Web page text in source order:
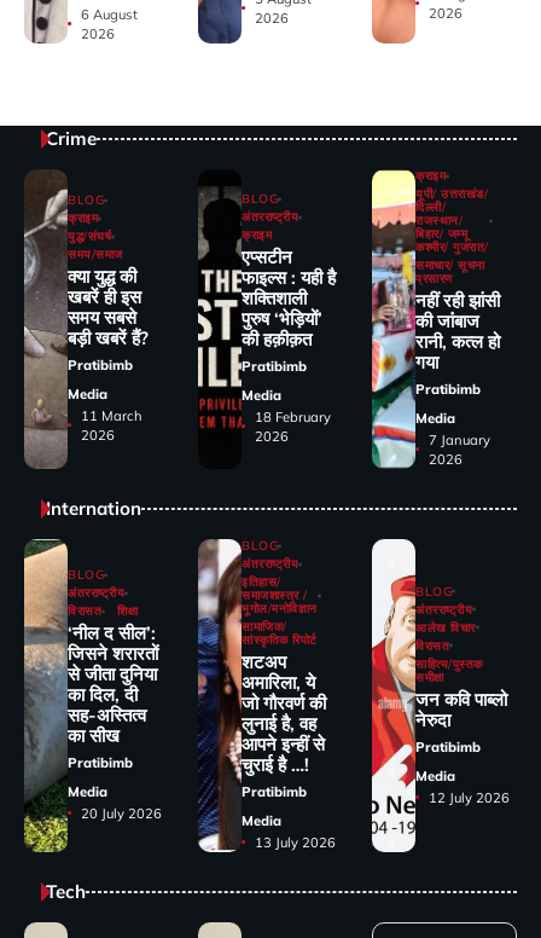
6 August
2026
2026
2026
Crime
BLOG
क्राइम
युद्ध/संघर्ष
समय/समाज
क्या युद्ध की
खबरें ही इस
समय सबसे
बड़ी खबरें हैं?
Pratibimb
Media
11 March
2026
BLOG
अंतरराष्ट्रीय
क्राइम
एप्सटीन
फाइल्स : यही है
शक्तिशाली
पुरुष ‘भेड़ियों’
की हक़ीक़त
Pratibimb
Media
18 February
2026
क्राइम
यूपी/ उत्तराखंड/
दिल्ली/
राजस्थान/
बिहार/ जम्मू
कश्मीर/ गुजरात/
समाचार/ सूचना
प्रसारण
नहीं रही झांसी
की जांंबाज
रानी, कत्‍ल हो
गया
Pratibimb
Media
7 January
2026
Internation
BLOG
अंतरराष्ट्रीय
विरासत
शिक्षा
‘नील द सील’:
जिसने शरारतों
से जीता दुनिया
का दिल, दी
सह-अस्तित्व
का सीख
Pratibimb
Media
20 July 2026
BLOG
अंतरराष्ट्रीय
इतिहास/
समाजशास्त्र /
भूगोल/मनोविज्ञान
सामाजिक/
सांस्कृतिक रिपोर्ट
शटअप
अमारिला, ये
जो गौरवर्ण की
लुनाई है, वह
आपने इन्हीं से
चुराई है …!
Pratibimb
Media
13 July 2026
BLOG
अंतरराष्ट्रीय
आलेख विचार
विरासत
साहित्य/पुस्तक
समीक्षा
जन कवि पाब्लो
नेरुदा
Pratibimb
Media
12 July 2026
Tech